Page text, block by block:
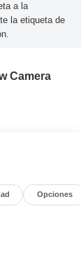
a la
la etiqueta de
Camera
Opciones